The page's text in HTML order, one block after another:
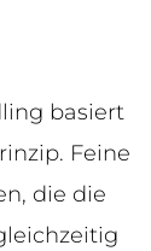
basiert
Feine
die die